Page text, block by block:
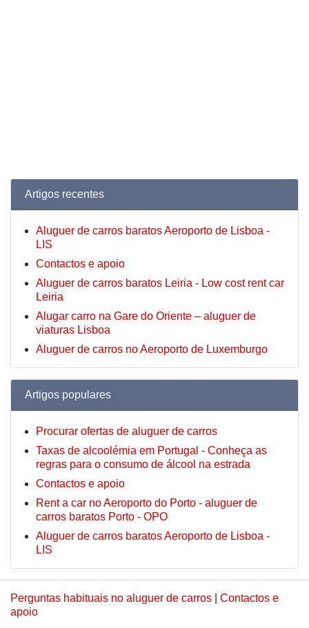
Artigos recentes
Aluguer de carros baratos Aeroporto de Lisboa -
LIS
Contactos e apoio
Aluguer de carros baratos Leiria - Low cost rent car
Leiria
Alugar carro na Gare do Oriente – aluguer de
viaturas Lisboa
Aluguer de carros no Aeroporto de Luxemburgo
Artigos populares
Procurar ofertas de aluguer de carros
Taxas de alcoolémia em Portugal - Conheça as
regras para o consumo de álcool na estrada
Contactos e apoio
Rent a car no Aeroporto do Porto - aluguer de
carros baratos Porto - OPO
Aluguer de carros baratos Aeroporto de Lisboa -
LIS
Perguntas habituais no aluguer de carros
Contactos e
apoio